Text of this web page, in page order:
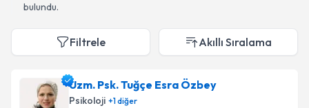
bulundu.
Filtrele Akıllı Sıralama
Uzm. Psk. Tuğçe Esra Özbey
Psikoloji +1diğer